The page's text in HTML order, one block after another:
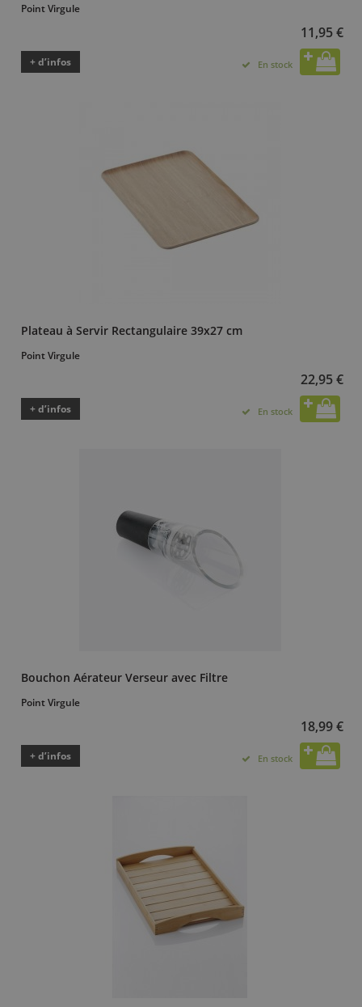
Point Virgule
11,95 €
+ d’infos En stock
Plateau à Servir Rectangulaire 39x27 cm
Point Virgule
22,95 €
+ d’infos En stock
Bouchon Aérateur Verseur avec Filtre
Point Virgule
18,99 €
+ d’infos En stock